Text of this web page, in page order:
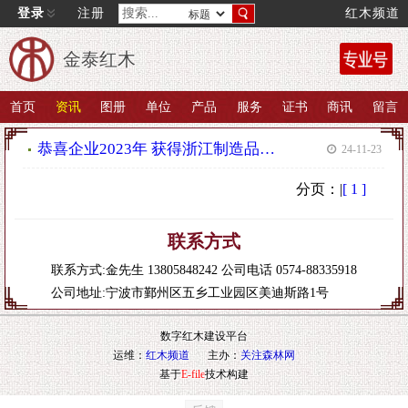
登录 注册 红木频道
金泰红木
首页 资讯 图册 单位 产品 服务 证书 商讯 留言
恭喜企业2023年 获得浙江制造品字标产品认证 | 24-11-23
分页：|[ 1 ]
联系方式
联系方式:金先生 13805848242 公司电话 0574-88335918
公司地址:宁波市鄞州区五乡工业园区美迪斯路1号
数字红木建设平台
运维：红木频道 主办：关注森林网
基于E-file技术构建